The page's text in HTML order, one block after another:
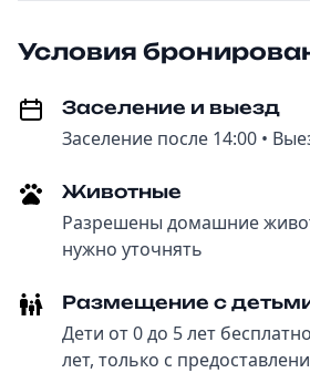
Условия
Заселение и выезд
Заселение после 14:00 •
Животные
Разрешены домашние
нужно уточнять
Размещение с
Дети от 0 до 5 лет
лет, только с